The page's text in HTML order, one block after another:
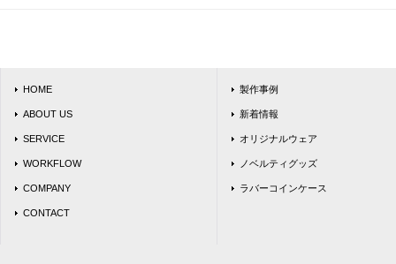
HOME
ABOUT US
SERVICE
WORKFLOW
COMPANY
CONTACT
製作事例
新着情報
オリジナルウェア
ノベルティグッズ
ラバーコインケース